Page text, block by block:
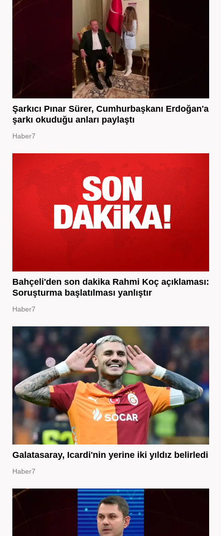
Şarkıcı Pınar Sürer, Cumhurbaşkanı Erdoğan'a
şarkı okuduğu anları paylaştı
Haber7
Bahçeli'den son dakika Rahmi Koç açıklaması:
Soruşturma başlatılması yanlıştır
Haber7
Galatasaray, Icardi'nin yerine iki yıldız belirledi
Haber7